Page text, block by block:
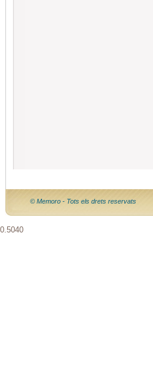
© Memoro - Tots els drets reservats
0.5040